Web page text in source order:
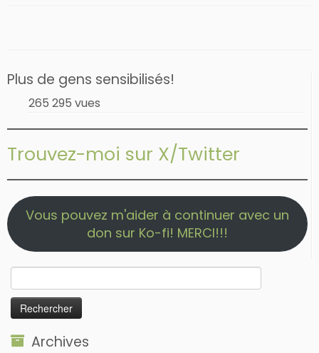
Plus de gens sensibilisés!
265 295 vues
Trouvez-moi sur X/Twitter
Vous pouvez m'aider à continuer avec un
don sur Ko-fi! MERCI!!!
Archives